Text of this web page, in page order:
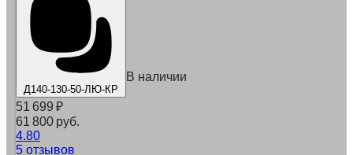
Д140-130-50-ЛЮ-КР
В наличии
51 699 ₽
61 800 руб.
4.80
5 отзывов